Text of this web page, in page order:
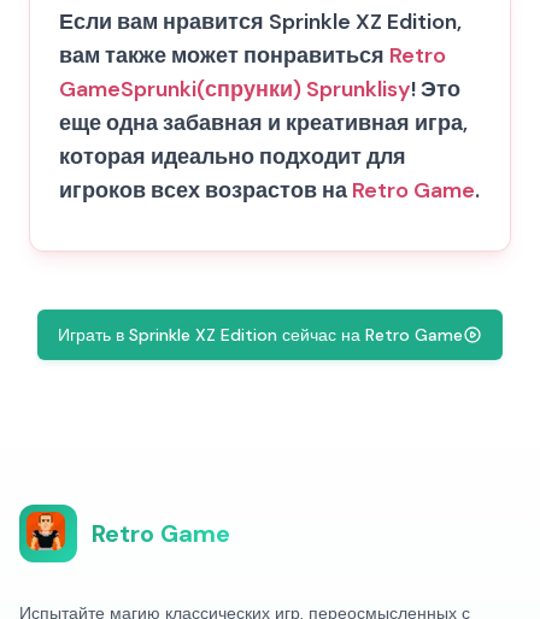
Если вам нравится Sprinkle XZ Edition,
вам также может понравиться Retro
GameSprunki(спрунки) Sprunklisy! Это
еще одна забавная и креативная игра,
которая идеально подходит для
игроков всех возрастов на Retro Game.
Играть в Sprinkle XZ Edition сейчас на Retro Game
Retro Game
Испытайте магию классических игр, переосмысленных с